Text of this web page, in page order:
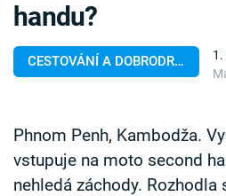
Témata
Témata
Pořady
CESTOVÁNÍ A DOBRODRUŽSTVÍ
1.
handu?
Phnom Penh, Kambodža.
vstupuje na moto second
nehledá záchody. Rozhodla